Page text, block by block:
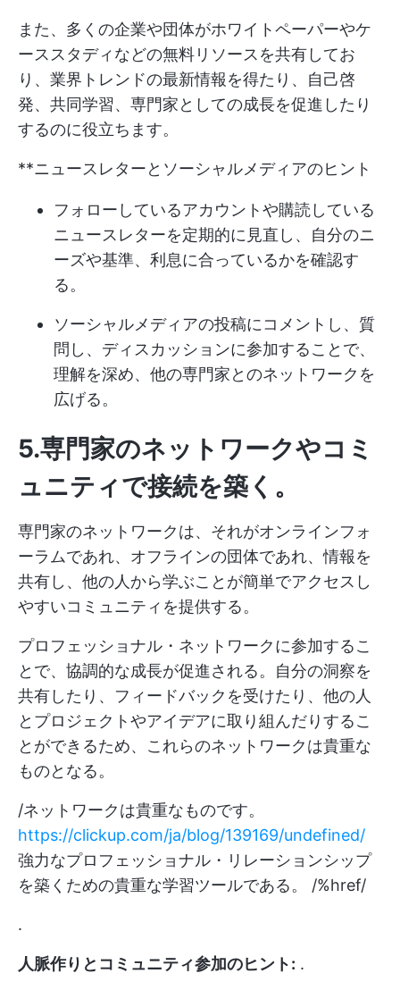
また、多くの企業や団体がホワイトペーパーやケ
ーススタディなどの無料リソースを共有してお
り、業界トレンドの最新情報を得たり、自己啓
発、共同学習、専門家としての成長を促進したり
するのに役立ちます。
**ニュースレターとソーシャルメディアのヒント
フォローしているアカウントや購読している
ニュースレターを定期的に見直し、自分のニ
ーズや基準、利息に合っているかを確認す
る。
ソーシャルメディアの投稿にコメントし、質
問し、ディスカッションに参加することで、
理解を深め、他の専門家とのネットワークを
広げる。
5.専門家のネットワークやコミ
ュニティで接続を築く 。
専門家のネットワークは、それがオンラインフォ
ーラムであれ、オフラインの団体であれ、情報を
共有し、他の人から学ぶことが簡単でアクセスし
やすいコミュニティを提供する。
プロフェッショナル・ネットワークに参加するこ
とで、協調的な成長が促進される。自分の洞察を
共有したり、フィードバックを受けたり、他の人
とプロジェクトやアイデアに取り組んだりするこ
とができるため、これらのネットワークは貴重な
ものとなる。
/ネットワークは貴重なものです。
https://clickup.com/ja/blog/139169/undefined/
強力なプロフェッショナル・リレーションシップ
を築くための貴重な学習ツールである。 /%href/
.
人脈作りとコミュニティ参加のヒント: .